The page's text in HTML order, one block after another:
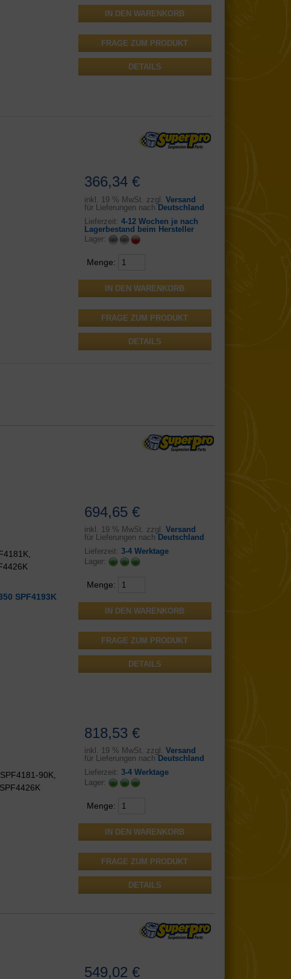
FRAGE ZUM PRODUKT
DETAILS
366,34 €
inkl. 19 % MwSt. zzgl. Versand
für Lieferungen nachDeutschland
Lieferzeit: 4-12 Wochen je nach
Lagerbestand beim Hersteller
Lager:
Menge:
FRAGE ZUM PRODUKT
DETAILS
694,65 €
inkl. 19 % MwSt. zzgl. Versand
für Lieferungen nach Deutschland
Lieferzeit: 3-4 Werktage
Lager:
Menge:
FRAGE ZUM PRODUKT
DETAILS
SPF4193K
818,53 €
inkl. 19 % MwSt. zzgl. Versand
für Lieferungen nach Deutschland
Lieferzeit: 3-4 Werktage
Lager:
Menge:
FRAGE ZUM PRODUKT
DETAILS
90K,
549,02 €